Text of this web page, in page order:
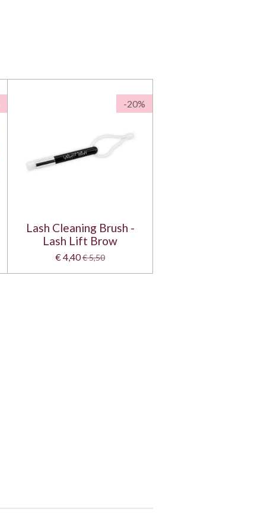
-20%
Lash Cleaning Brush -
Lash Lift Brow
€ 4,40€ 5,50